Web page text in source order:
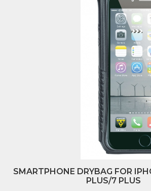
SMARTPHONE DRYBAG FOR
PLUS/7 PLUS